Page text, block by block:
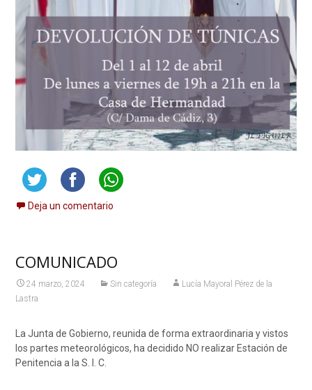
Deja un comentario
COMUNICADO
24 marzo, 2024 Sin categoría
Lucía Mayoral Pérez de la
Lastra
La Junta de Gobierno, reunida de forma extraordinaria y vistos
los partes meteorológicos, ha decidido NO realizar Estación de
Penitencia a la S. I. C.